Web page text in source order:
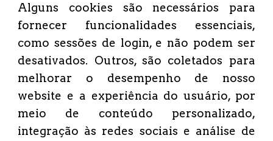
Alguns cookies são necessários para
fornecer funcionalidades essenciais,
como sessões de login, e não podem ser
desativados. Outros, são coletados para
melhorar o desempenho de nosso
website e a experiência do usuário, por
meio de conteúdo personalizado,
integração às redes sociais e análise de